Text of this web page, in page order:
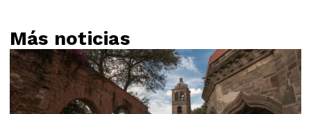
Más noticias